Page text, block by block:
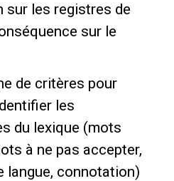
sur les registres de
sur le
de critères pour
les
du lexique (mots
à ne pas accepter,
langue, connotation)